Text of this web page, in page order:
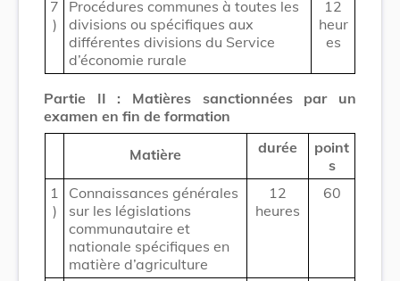
7
)
Procédures communes à toutes les
divisions ou spécifiques aux
différentes divisions du Service
d’économie rurale
12
heur
es
Partie II : Matières sanctionnées par un
examen en fin de formation
Matière durée
point
s
1
)
Connaissances générales
sur les législations
communautaire et
nationale spécifiques en
matière d’agriculture
12
heures
60